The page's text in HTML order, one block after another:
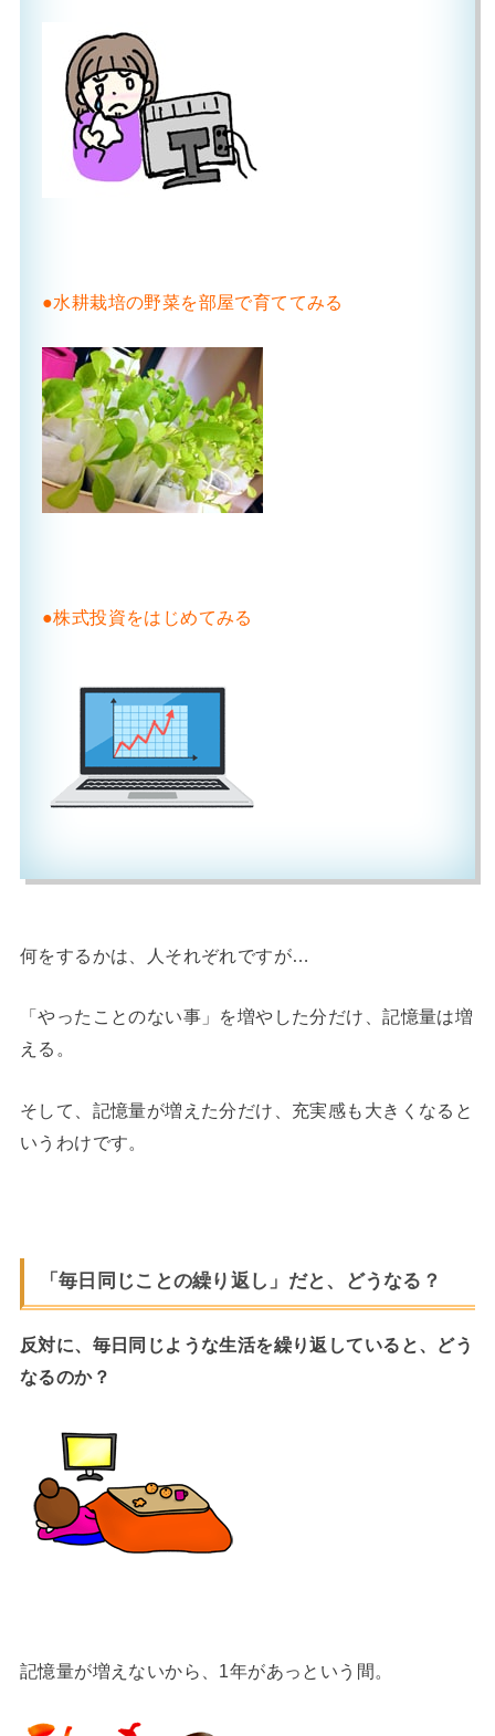
●水耕栽培の野菜を部屋で育ててみる
●株式投資をはじめてみる
何をするかは、人それぞれですが…
「やったことのない事」を増やした分だけ、記憶量は増
える。
そして、記憶量が増えた分だけ、充実感も大きくなると
いうわけです。
「毎日同じことの繰り返し」だと、どうなる？
反対に、毎日同じような生活を繰り返していると、どう
なるのか？
記憶量が増えないから、1年があっという間。